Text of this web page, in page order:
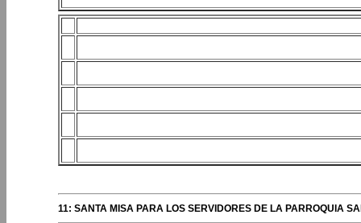
11: SANTA MISA PARA LOS SERVIDORES DE LA PARROQUIA